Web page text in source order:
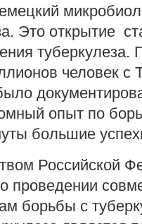
Это открытие
человек с
опыт по
большие
Российской
проведении
борьбы с